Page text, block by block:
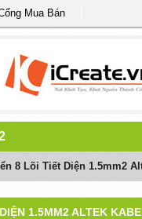
Mua Bán
8 Lõi Tiết Diện 1.5mm2
1.5MM2 ALTEK